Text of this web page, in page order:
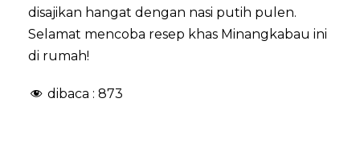
disajikan hangat dengan nasi putih pulen.
Selamat mencoba resep khas Minangkabau ini
di rumah!
dibaca : 873